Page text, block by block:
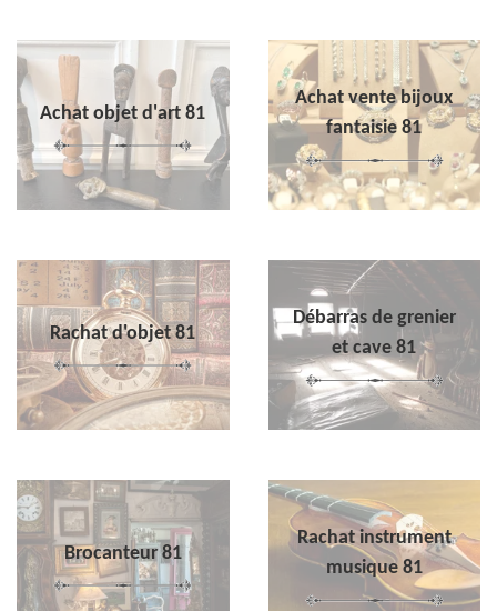
Achat objet d'art 81
Achat vente bijoux
fantaisie 81
Rachat d'objet 81
Débarras de grenier
et cave 81
Brocanteur 81
Rachat instrument
musique 81